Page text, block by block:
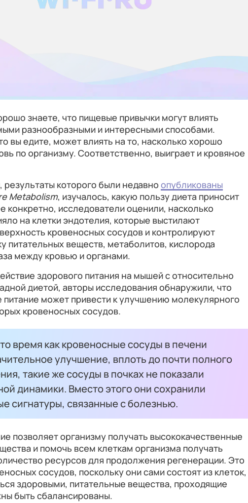
знаете, что пищевые привычки могут влиять
разнообразными и интересными способами.
вы едите, может влиять на то, насколько хорошо
по организму. Соответственно, выиграет и кровяное
результаты которого были недавно опубликованы
Metabolism, изучалось, какую пользу диета приносит
конкретно, исследователи оценили, насколько
на клетки эндотелия, которые выстилают
кровеносных сосудов и контролируют
питательных веществ, метаболитов, кислорода
между кровью и органами.
здорового питания на мышей с относительно
диетой, авторы исследования обнаружили, что
может привести к улучшению молекулярного
кровеносных сосудов.
время как кровеносные сосуды в печени
улучшение, вплоть до почти полного
такие же сосуды в почках не показали
динамики. Вместо этого они сохранили
сигнатуры, связанные с болезнью.
позволяет организму получать высококачественные
и помочь всем клеткам организма получать
ресурсов для продолжения регенерации. Это
сосудов, поскольку они сами состоят из клеток,
здоровыми, питательные вещества, проходящие
быть сбалансированы.